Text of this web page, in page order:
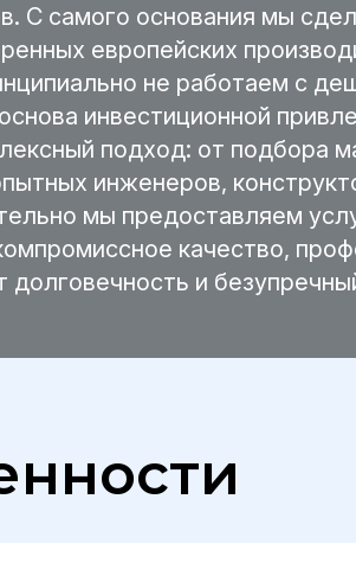
С самого основания мы
европейских
не работаем с
инвестиционной
подход: от подбора
инженеров,
мы предоставляем
качество,
долговечность и